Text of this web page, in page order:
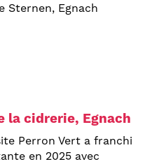
Sternen, Egnach
la cidrerie, Egnach
Perron Vert a franchi
en 2025 avec